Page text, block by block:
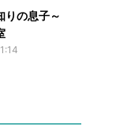
りの息子～